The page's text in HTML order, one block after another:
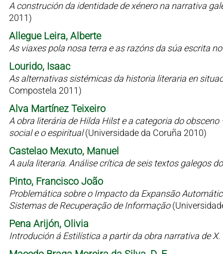
A construción da identidade de xénero na narrativa
2011)
Allegue Leira, Alberte
As viaxes pola nosa terra e as razóns da súa escrita
Lourido, Isaac
As alternativas sistémicas da historia literaria en
Compostela 2011)
Alva Martínez Teixeiro
A obra literária de Hilda Hilst e a categoria do
social e o espiritual(Universidade da Coruña 2010)
Castelao Mexuto, Manuel
A aula literaria. Análise crítica de seis textos galegos
Pinto, Francisco João
Problemática sobre o Impacto da Expansão
Sistemas de Recuperação de Informação
Pena Arijón, Olivia
Introdución á Estilística a partir da obra narrativa de X.